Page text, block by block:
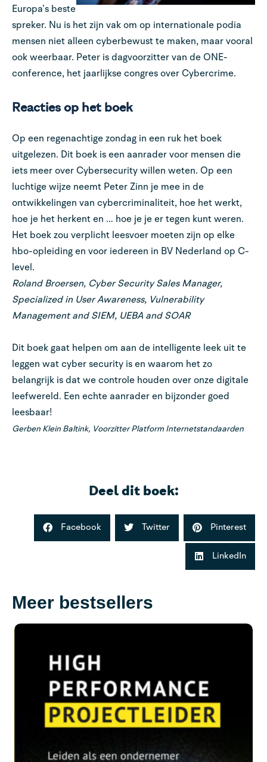
Europa’s beste
spreker. Nu is het zijn vak om op internationale podia
mensen niet alleen cyberbewust te maken, maar vooral
ook weerbaar. Peter is dagvoorzitter van de ONE-
conference, het jaarlijkse congres over Cybercrime.
Reacties op het boek
Op een regenachtige zondag in een ruk het boek
uitgelezen. Dit boek is een aanrader voor mensen die
iets meer over Cybersecurity willen weten. Op een
luchtige wijze neemt Peter Zinn je mee in de
ontwikkelingen van cybercriminaliteit, hoe het werkt,
hoe je het herkent en … hoe je je er tegen kunt weren.
Het boek zou verplicht leesvoer moeten zijn op elke
hbo-opleiding en voor iedereen in BV Nederland op C-
level.
Roland Broersen, Cyber Security Sales Manager,
Specialized in User Awareness, Vulnerability
Management and SIEM, UEBA and SOAR
Dit boek gaat helpen om aan de intelligente leek uit te
leggen wat cyber security is en waarom het zo
belangrijk is dat we controle houden over onze digitale
leefwereld. Een echte aanrader en bijzonder goed
leesbaar!
Gerben Klein Baltink, Voorzitter Platform Internetstandaarden
Deel dit boek:
Facebook Twitter Pinterest
LinkedIn
Meer bestsellers